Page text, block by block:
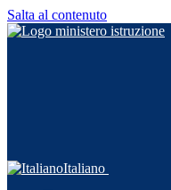
Salta al contenuto
Italiano